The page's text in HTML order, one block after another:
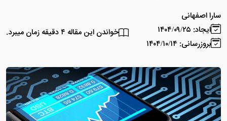
سارا اصفهانی
ایجاد: ۱۴۰۴/۰۹/۲۵
بروزرسانی: ۱۴۰۴/۱۰/۱۴
خواندن این مقاله ۴ دقیقه زمان میبرد.